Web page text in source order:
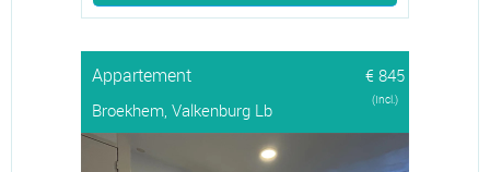
Appartement
€ 845
Broekhem, Valkenburg Lb
(Incl.)